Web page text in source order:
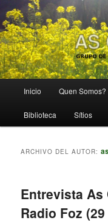
al
contenido
principal
al
contenido
secundarioAs Grelas
Grupo de Consumo
principal
Inicio Quen Somos?
Biblioteca Sítios
ARCHIVO DEL AUTOR:
Entrevista As
Radio Foz